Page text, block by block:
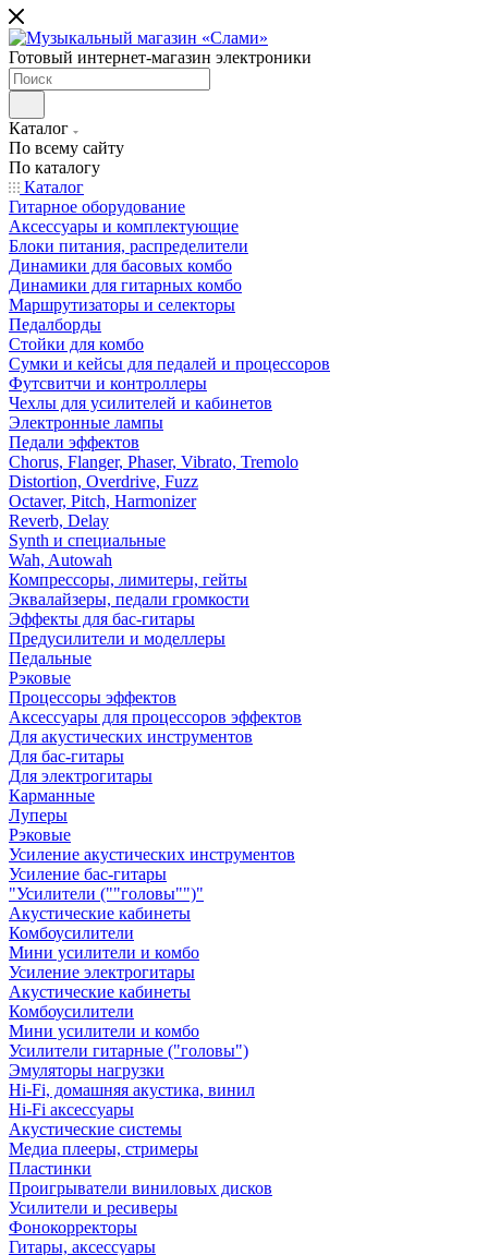
Готовый интернет-магазин электроники
Каталог
По всему сайту
По каталогу
Каталог
Гитарное оборудование
Аксессуары и комплектующие
Блоки питания, распределители
Динамики для басовых комбо
Динамики для гитарных комбо
Маршрутизаторы и селекторы
Педалборды
Стойки для комбо
Сумки и кейсы для педалей и процессоров
Футсвитчи и контроллеры
Чехлы для усилителей и кабинетов
Электронные лампы
Педали эффектов
Chorus, Flanger, Phaser, Vibrato, Tremolo
Distortion, Overdrive, Fuzz
Octaver, Pitch, Harmonizer
Reverb, Delay
Synth и специальные
Wah, Autowah
Компрессоры, лимитеры, гейты
Эквалайзеры, педали громкости
Эффекты для бас-гитары
Предусилители и моделлеры
Педальные
Рэковые
Процессоры эффектов
Аксессуары для процессоров эффектов
Для акустических инструментов
Для бас-гитары
Для электрогитары
Карманные
Луперы
Рэковые
Усиление акустических инструментов
Усиление бас-гитары
"Усилители (""головы"")"
Акустические кабинеты
Комбоусилители
Мини усилители и комбо
Усиление электрогитары
Акустические кабинеты
Комбоусилители
Мини усилители и комбо
Усилители гитарные ("головы")
Эмуляторы нагрузки
Hi-Fi, домашняя акустика, винил
Hi-Fi аксессуары
Акустические системы
Медиа плееры, стримеры
Пластинки
Проигрыватели виниловых дисков
Усилители и ресиверы
Фонокорректоры
Гитары, аксессуары